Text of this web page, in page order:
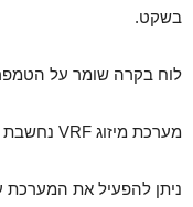
בשקט.
לוח בקרה שומר על
מערכת מיזוג VRF נחשבת לאחת היציבות והאיכותיות בעסקי המיזוג.
ניתן להפעיל את המערכת